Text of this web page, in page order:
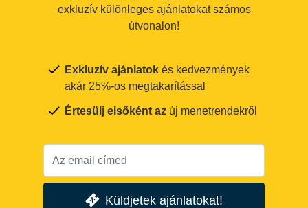
exkluzív különleges ajánlatokat számos
útvonalon!
Exkluzív ajánlatok és kedvezmények
akár 25%-os megtakarítással
Értesülj elsőként az új menetrendekről
Küldjetek ajánlatokat!